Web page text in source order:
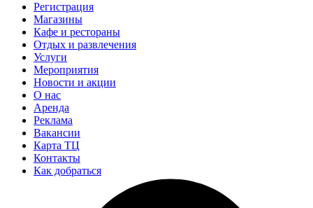
Регистрация
Магазины
Кафе и рестораны
Отдых и развлечения
Услуги
Мероприятия
Новости и акции
О нас
Аренда
Реклама
Вакансии
Карта ТЦ
Контакты
Как добраться